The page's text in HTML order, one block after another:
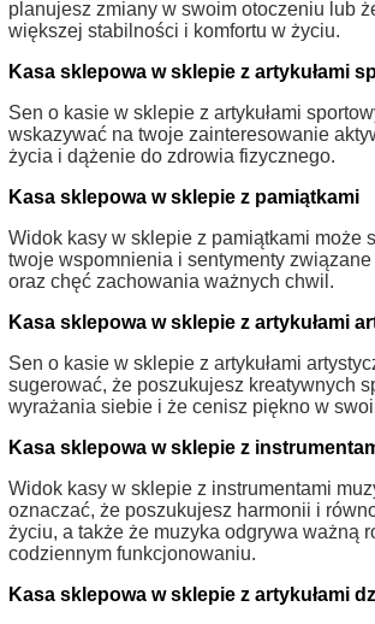
planujesz zmiany w swoim otoczeniu lub
większej stabilności i komfortu w życiu.
Kasa sklepowa w sklepie z artykułami
Sen o kasie w sklepie z artykułami
wskazywać na twoje zainteresowanie
życia i dążenie do zdrowia fizycznego.
Kasa sklepowa w sklepie z pamiątkami
Widok kasy w sklepie z pamiątkami może
twoje wspomnienia i sentymenty związane
oraz chęć zachowania ważnych chwil.
Kasa sklepowa w sklepie z artykułami
Sen o kasie w sklepie z artykułami
sugerować, że poszukujesz kreatywnych
wyrażania siebie i że cenisz piękno w
Kasa sklepowa w sklepie z
Widok kasy w sklepie z instrumentami
oznaczać, że poszukujesz harmonii i
życiu, a także że muzyka odgrywa ważną
codziennym funkcjonowaniu.
Kasa sklepowa w sklepie z artykułami